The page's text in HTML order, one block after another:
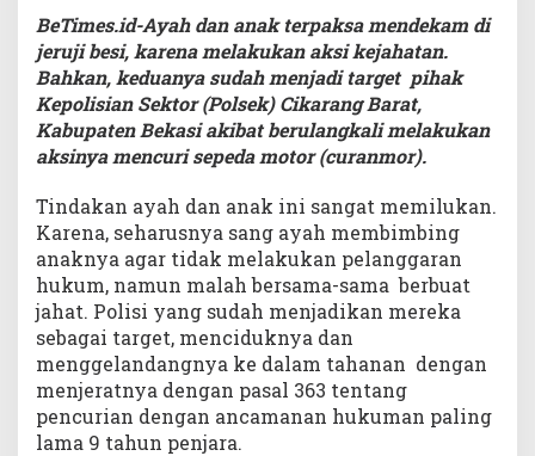
BeTimes.id-Ayah dan anak terpaksa mendekam di
jeruji besi, karena melakukan aksi kejahatan.
Bahkan, keduanya sudah menjadi target pihak
Kepolisian Sektor (Polsek) Cikarang Barat,
Kabupaten Bekasi akibat berulangkali melakukan
aksinya mencuri sepeda motor (curanmor).
Tindakan ayah dan anak ini sangat memilukan.
Karena, seharusnya sang ayah membimbing
anaknya agar tidak melakukan pelanggaran
hukum, namun malah bersama-sama berbuat
jahat. Polisi yang sudah menjadikan mereka
sebagai target, menciduknya dan
menggelandangnya ke dalam tahanan dengan
menjeratnya dengan pasal 363 tentang
pencurian dengan ancamanan hukuman paling
lama 9 tahun penjara.